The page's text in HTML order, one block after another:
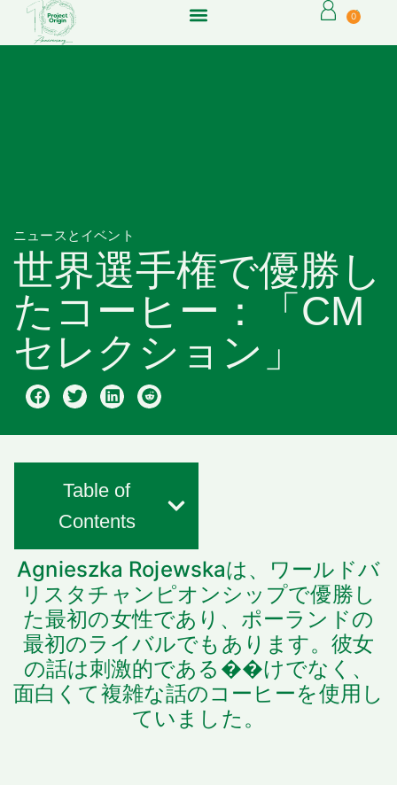
0
ニュースとイベント
世界選手権で優勝し
たコーヒー：「CM
セレクション」
Table of
Contents
Agnieszka Rojewskaは、ワールドバ
リスタチャンピオンシップで優勝し
た最初の女性であり、ポーランドの
最初のライバルでもあります。彼女
の話は刺激的である��けでなく、
面白くて複雑な話のコーヒーを使用し
ていました。